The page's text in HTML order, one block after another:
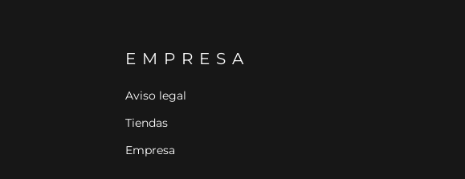
EMPRESA
Aviso legal
Tiendas
Empresa